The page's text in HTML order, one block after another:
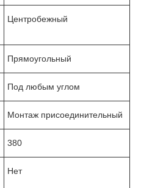
Центробежный
Прямоугольный
Под любым углом
Монтаж присоединительный
380
Нет